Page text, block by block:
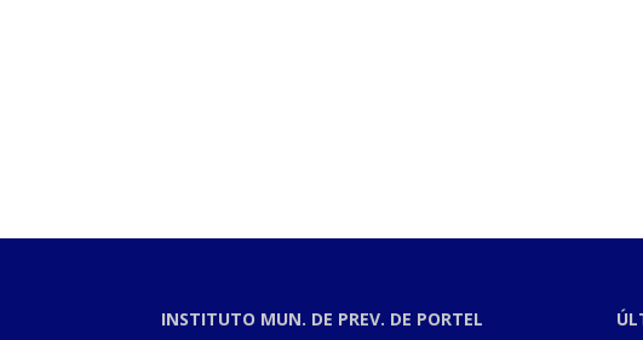
INSTITUTO MUN. DE PREV. DE PORTEL